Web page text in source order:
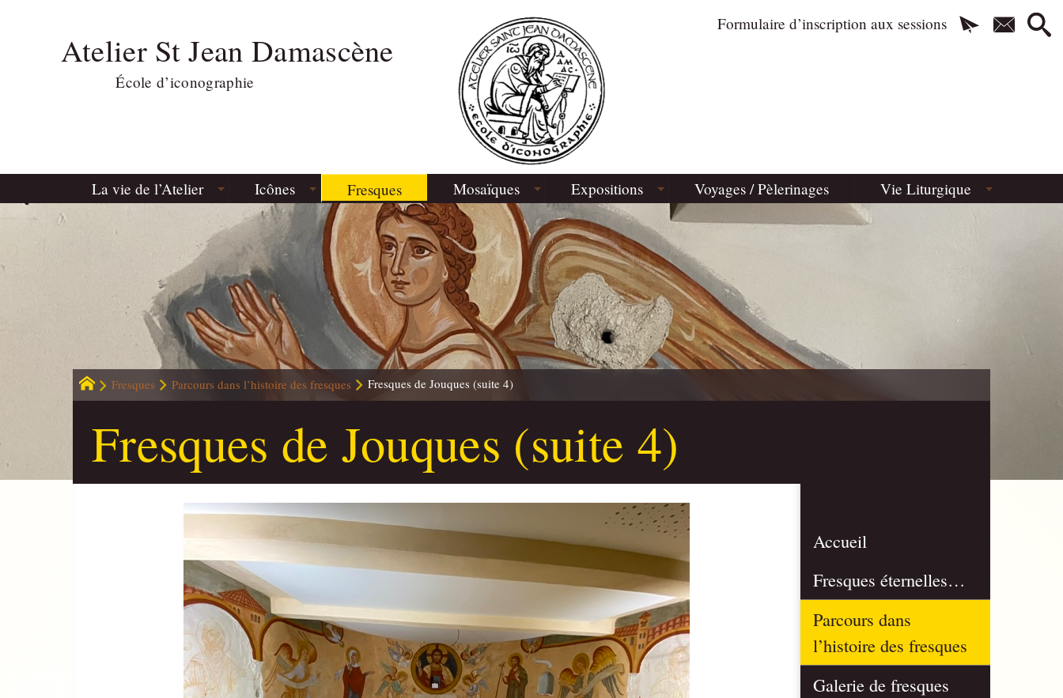
Formulaire d’inscription aux sessions
Atelier St Jean Damascène
École d’iconographie
La vie de l’Atelier Icônes Fresques Mosaïques Expositions Voyages / Pèlerinages Vie Liturgique
Fresques Parcours dans l’histoire des fresques Fresques de Jouques (suite 4)
Fresques de Jouques (suite 4)
Accueil
Fresques éternelles…
Parcours dans
l’histoire des fresques
Galerie de fresques